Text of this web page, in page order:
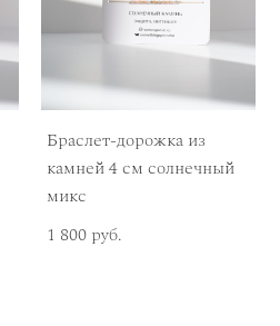
Браслет-дорожка из
камней 4 см солнечный
микс
1 800 pуб.